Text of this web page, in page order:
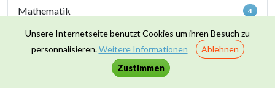
Mathematik 4
Naturwissenschaften 40
Zusammenleben & Werte
Unsere Internetseite benutzt Cookies um ihren Besuch zu
personnalisieren.Weitere Informationen
Ablehnen
Zustimmen